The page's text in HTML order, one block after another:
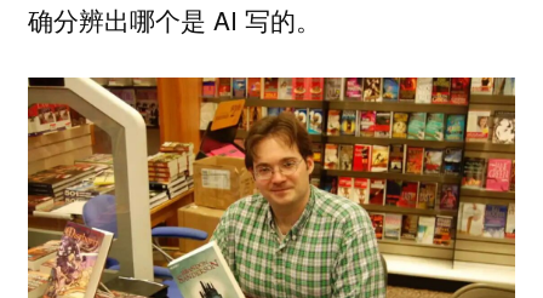
确分辨出哪个是 AI 写的。